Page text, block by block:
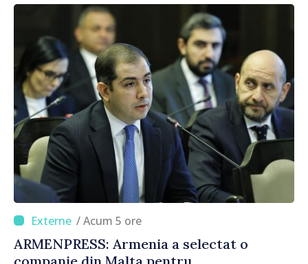
/ Acum 5 ore
ARMENPRESS: Armenia a selectat o